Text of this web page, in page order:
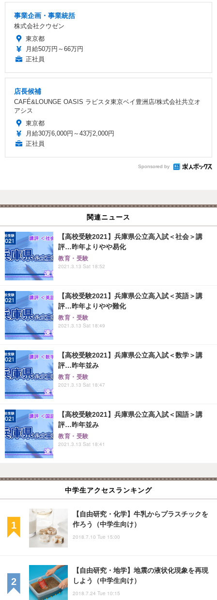
事業企画・事業統括
株式会社クウゼン
東京都
月給50万円～66万円
正社員
店長候補
CAFÉ&LOUNGE OASIS ラビスタ東京ベイ豊洲店/株式会社共立オ
アシス
東京都
月給30万6,000円～43万2,000円
正社員
Sponsored by
関連ニュース
【高校受験2021】兵庫県公立高入試＜社会＞講
評…昨年よりやや易化
教育・受験
2021.3.13 Sat 18:52
【高校受験2021】兵庫県公立高入試＜英語＞講
評…昨年よりやや難化
教育・受験
2021.3.13 Sat 18:49
【高校受験2021】兵庫県公立高入試＜数学＞講
評…昨年並み
教育・受験
2021.3.13 Sat 18:47
【高校受験2021】兵庫県公立高入試＜国語＞講
評…昨年並み
教育・受験
2021.3.13 Sat 18:41
中学生アクセスランキング
【自由研究・化学】牛乳からプラスチックを
作ろう（中学生向け）
2018.7.10 Tue 15:00
【自由研究・地学】地震の液状化現象を再現
しよう（中学生向け）
2018.7.24 Tue 10:15